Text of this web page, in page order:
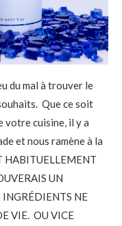
du mal à trouver le
Que ce soit
votre cuisine, il y a
et nous ramène à la
HABITUELLEMENT
UN
INGRÉDIENTS NE
VIE.  OU VICE